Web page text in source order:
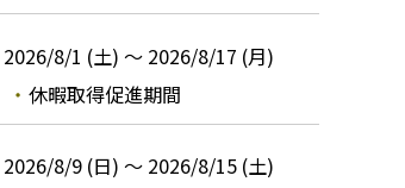
2026/8/1 (土) ～ 2026/8/17 (月)
休暇取得促進期間
2026/8/9 (日) ～ 2026/8/15 (土)